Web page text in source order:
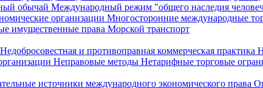
обычай Международный режим "общего наследия
организации Многосторонние международные
имущественные права Морской транспорт
Недобросовестная и противоправная коммерческая практика
Неправовые методы Нетарифные торговые
источники международного экономического права